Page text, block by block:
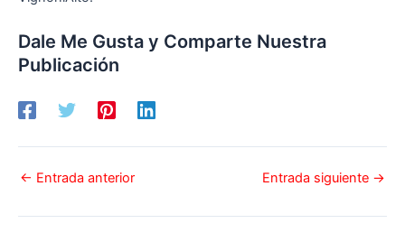
Dale Me Gusta y Comparte Nuestra
Publicación
← Entrada anterior Entrada siguiente →